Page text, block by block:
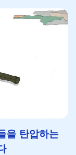
을 탄압하는